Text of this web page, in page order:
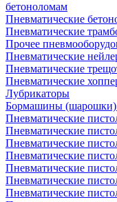
бетоноломам
Пневматические
Пневматические
Прочее
Пневматические
Пневматические
Пневматические
Лубрикаторы
Бормашины (шарошки)
Пневматические
Пневматические
Пневматические
Пневматические
Пневматические
Пневматические
Пневматические